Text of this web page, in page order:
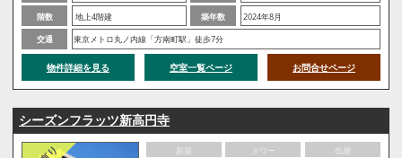
階数
地上4階建 築年数
2024年8月
交通
東京メトロ丸ノ内線「方南町駅」徒歩7分
物件詳細を見る 空室一覧ページ お問合せページ
シーズンフラッツ新高円寺
新築 タワー
低層